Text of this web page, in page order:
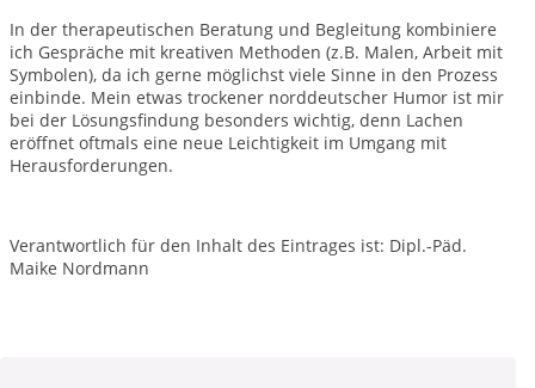
In der therapeutischen Beratung und Begleitung kombiniere
ich Gespräche mit kreativen Methoden (z.B. Malen, Arbeit mit
Symbolen), da ich gerne möglichst viele Sinne in den Prozess
einbinde. Mein etwas trockener norddeutscher Humor ist mir
bei der Lösungsfindung besonders wichtig, denn Lachen
eröffnet oftmals eine neue Leichtigkeit im Umgang mit
Herausforderungen.
Verantwortlich für den Inhalt des Eintrages ist: Dipl.-Päd.
Maike Nordmann